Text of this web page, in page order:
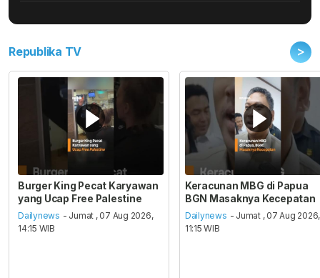
Republika TV >
Burger King Pecat Karyawan
yang Ucap Free Palestine
Dailynews - Jumat , 07 Aug 2026,
14:15 WIB
Keracunan MBG di Papua
BGN Masaknya Kecepatan
Dailynews - Jumat , 07 Aug 2026,
11:15 WIB